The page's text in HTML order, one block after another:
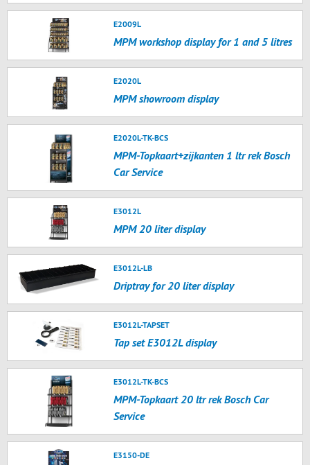
E2009L
MPM workshop display for 1 and 5 litres
E2020L
MPM showroom display
E2020L-TK-BCS
MPM-Topkaart+zijkanten 1 ltr rek Bosch
Car Service
E3012L
MPM 20 liter display
E3012L-LB
Driptray for 20 liter display
E3012L-TAPSET
Tap set E3012L display
E3012L-TK-BCS
MPM-Topkaart 20 ltr rek Bosch Car
Service
E3150-DE